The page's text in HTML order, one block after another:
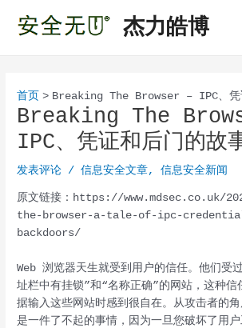
杰力皓博
首页 Breaking The Browser – IPC、凭
Breaking The
IPC、凭证和后门的故
发表评论 /信息安全文章,信息安全新闻
原文链接：https://www.mdsec.co.uk/
the-browser-a-tale-of-ipc-
backdoors/
Web 浏览器天生就受到用户的信任。他们受
址栏中有挂锁”和“名称正确”的网站，这种信
据输入这些网站时感到很自在。从攻击者的
是一件了不起的事情，因为一旦您破坏了用